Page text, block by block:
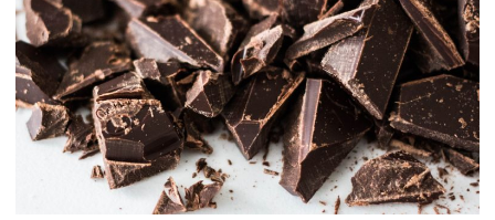
ペット用品
飼い主さんの悩み
ペットの気持ち
知って得する
エンタメ